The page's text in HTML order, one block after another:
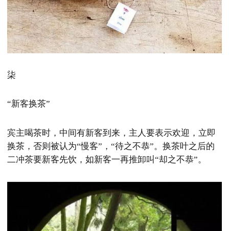
柒
“新客换茶”
宾主喝茶时，中间有新客到来，主人要表示欢迎，立即
换茶，否则被认为“慢客”，“待之不恭”。换茶叶之后的
二冲茶要新客先饮，如新客一再推卸叫“却之不恭”。